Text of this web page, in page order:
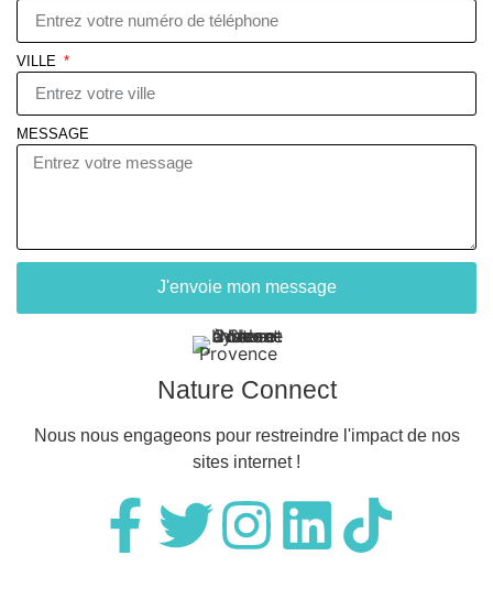
VILLE
MESSAGE
J'envoie mon message
Nature Connect
Nous nous engageons pour restreindre l'impact de nos
sites internet !